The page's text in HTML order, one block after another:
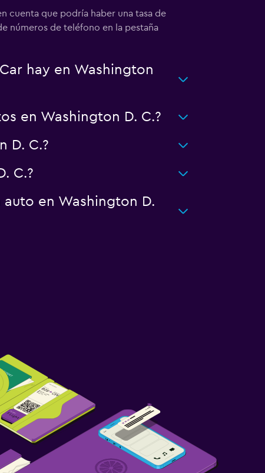
cuenta que podría haber una tasa de
números de teléfono en la pestaña
hay en Washington
en Washington D. C.?
D. C.?
C.?
en Washington D.